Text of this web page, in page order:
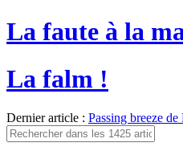
La faute à la
La falm !
Dernier article : Passing breeze de